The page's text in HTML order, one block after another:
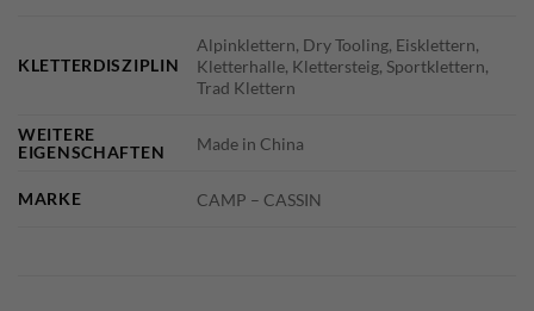
KLETTERDISZIPLIN
Alpinklettern, Dry Tooling, Eisklettern,
Kletterhalle, Klettersteig, Sportklettern,
Trad Klettern
WEITERE
EIGENSCHAFTEN
Made in China
MARKE CAMP – CASSIN